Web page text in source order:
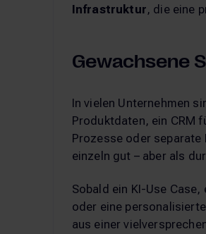
Infrastruktur, die eine
Gewachsene
In vielen Unternehmen
Produktdaten, ein CRM
Prozesse oder separate
einzeln gut – aber als
Sobald ein KI-Use
oder eine
aus einer